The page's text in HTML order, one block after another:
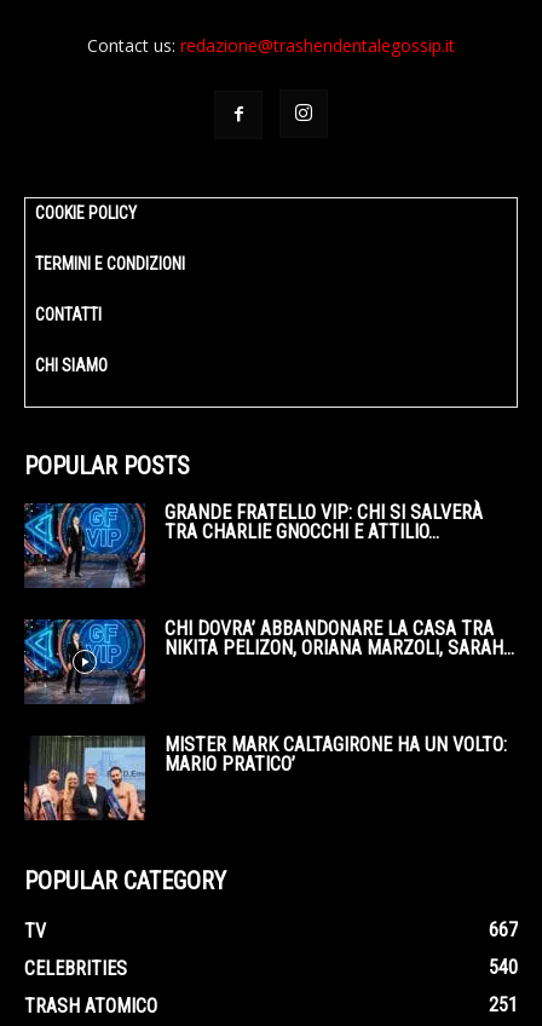
Contact us: redazione@trashendentalegossip.it
COOKIE POLICY
TERMINI E CONDIZIONI
CONTATTI
CHI SIAMO
POPULAR POSTS
GRANDE FRATELLO VIP: CHI SI SALVERÀ
TRA CHARLIE GNOCCHI E ATTILIO...
CHI DOVRA’ ABBANDONARE LA CASA TRA
NIKITA PELIZON, ORIANA MARZOLI, SARAH...
MISTER MARK CALTAGIRONE HA UN VOLTO:
MARIO PRATICO’
POPULAR CATEGORY
TV
667
CELEBRITIES
540
TRASH ATOMICO
251